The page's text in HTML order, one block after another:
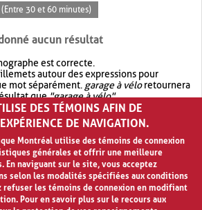
30 et 60 minutes)
aucun résultat
est correcte.
autour des expressions pour
mot séparément. garage à véloretournera
que"garage à vélo".
votre recherche avec OR.garage OR vélo
plus de résultat quegarage à vélo
DES TÉMOINS AFIN DE
DE NAVIGATION.
Montréal utilise des témoins de connexion
générales et offrir une meilleure
En naviguant sur le site, vous acceptez
selon les modalités spécifiées aux conditions
refuser les témoins de connexion en modifiant
Pour en savoir plus sur le recours aux